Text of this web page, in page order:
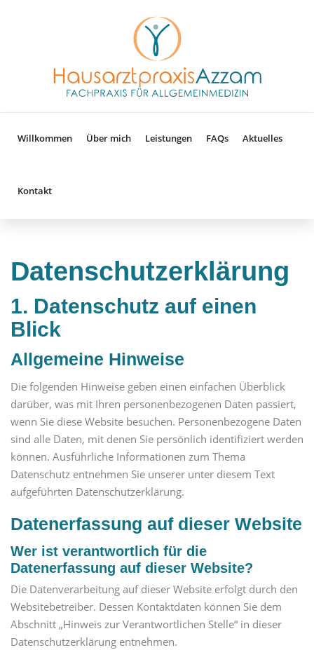
Willkommen Über mich Leistungen FAQs Aktuelles
Kontakt
Datenschutz­erklärung
1. Datenschutz auf einen
Blick
Allgemeine Hinweise
Die folgenden Hinweise geben einen einfachen Überblick
darüber, was mit Ihren personenbezogenen Daten passiert,
wenn Sie diese Website besuchen. Personenbezogene Daten
sind alle Daten, mit denen Sie persönlich identifiziert werden
können. Ausführliche Informationen zum Thema
Datenschutz entnehmen Sie unserer unter diesem Text
aufgeführten Datenschutzerklärung.
Datenerfassung auf dieser Website
Wer ist verantwortlich für die
Datenerfassung auf dieser Website?
Die Datenverarbeitung auf dieser Website erfolgt durch den
Websitebetreiber. Dessen Kontaktdaten können Sie dem
Abschnitt „Hinweis zur Verantwortlichen Stelle“ in dieser
Datenschutzerklärung entnehmen.